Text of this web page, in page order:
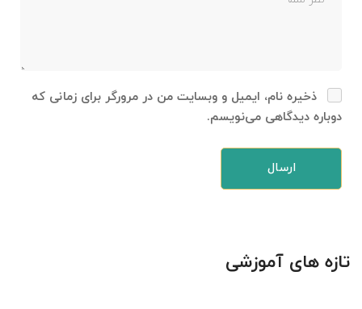
ذخیره نام، ایمیل و وبسایت من در مرورگر برای زمانی که
دوباره دیدگاهی می‌نویسم.
تازه های آموزشی